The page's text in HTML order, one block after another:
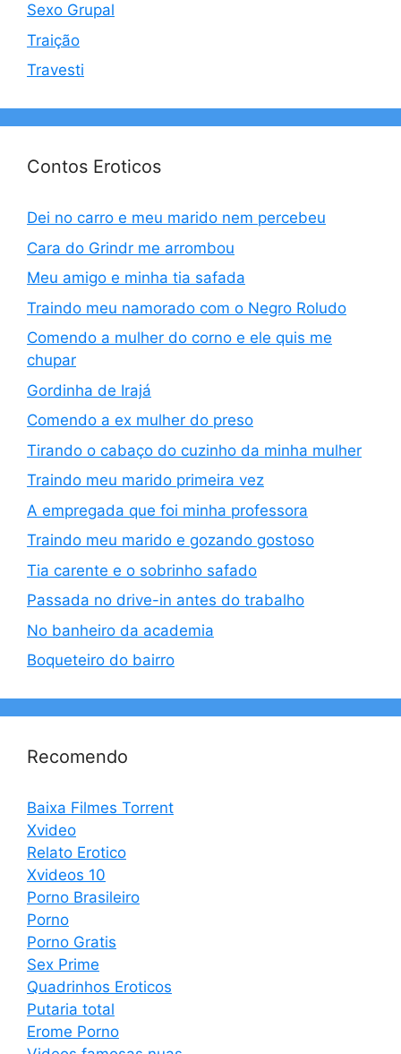
Sexo Grupal
Traição
Travesti
Contos Eroticos
Dei no carro e meu marido nem percebeu
Cara do Grindr me arrombou
Meu amigo e minha tia safada
Traindo meu namorado com o Negro Roludo
Comendo a mulher do corno e ele quis me
chupar
Gordinha de Irajá
Comendo a ex mulher do preso
Tirando o cabaço do cuzinho da minha mulher
Traindo meu marido primeira vez
A empregada que foi minha professora
Traindo meu marido e gozando gostoso
Tia carente e o sobrinho safado
Passada no drive-in antes do trabalho
No banheiro da academia
Boqueteiro do bairro
Recomendo
Baixa Filmes Torrent
Xvideo
Relato Erotico
Xvideos 10
Porno Brasileiro
Porno
Porno Gratis
Sex Prime
Quadrinhos Eroticos
Putaria total
Erome Porno